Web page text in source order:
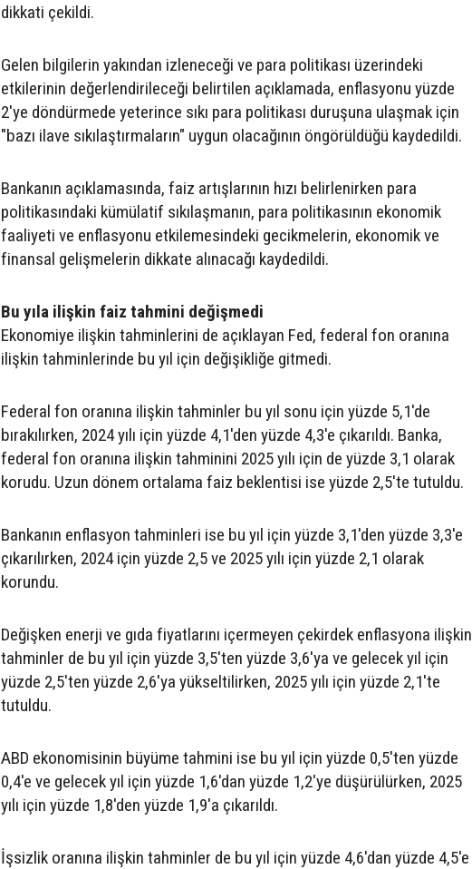
dikkati çekildi.
Gelen bilgilerin yakından izleneceği ve para politikası üzerindeki
etkilerinin değerlendirileceği belirtilen açıklamada, enflasyonu yüzde
2'ye döndürmede yeterince sıkı para politikası duruşuna ulaşmak için
"bazı ilave sıkılaştırmaların" uygun olacağının öngörüldüğü kaydedildi.
Bankanın açıklamasında, faiz artışlarının hızı belirlenirken para
politikasındaki kümülatif sıkılaşmanın, para politikasının ekonomik
faaliyeti ve enflasyonu etkilemesindeki gecikmelerin, ekonomik ve
finansal gelişmelerin dikkate alınacağı kaydedildi.
Bu yıla ilişkin faiz tahmini değişmedi
Ekonomiye ilişkin tahminlerini de açıklayan Fed, federal fon oranına
ilişkin tahminlerinde bu yıl için değişikliğe gitmedi.
Federal fon oranına ilişkin tahminler bu yıl sonu için yüzde 5,1'de
bırakılırken, 2024 yılı için yüzde 4,1'den yüzde 4,3'e çıkarıldı. Banka,
federal fon oranına ilişkin tahminini 2025 yılı için de yüzde 3,1 olarak
korudu. Uzun dönem ortalama faiz beklentisi ise yüzde 2,5'te tutuldu.
Bankanın enflasyon tahminleri ise bu yıl için yüzde 3,1'den yüzde 3,3'e
çıkarılırken, 2024 için yüzde 2,5 ve 2025 yılı için yüzde 2,1 olarak
korundu.
Değişken enerji ve gıda fiyatlarını içermeyen çekirdek enflasyona ilişkin
tahminler de bu yıl için yüzde 3,5'ten yüzde 3,6'ya ve gelecek yıl için
yüzde 2,5'ten yüzde 2,6'ya yükseltilirken, 2025 yılı için yüzde 2,1'te
tutuldu.
ABD ekonomisinin büyüme tahmini ise bu yıl için yüzde 0,5'ten yüzde
0,4'e ve gelecek yıl için yüzde 1,6'dan yüzde 1,2'ye düşürülürken, 2025
yılı için yüzde 1,8'den yüzde 1,9'a çıkarıldı.
İşsizlik oranına ilişkin tahminler de bu yıl için yüzde 4,6'dan yüzde 4,5'e